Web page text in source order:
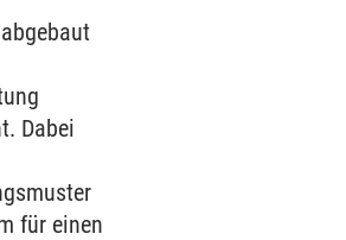
Dabei
für einen